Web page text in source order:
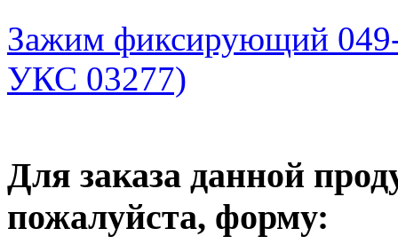
Зажим фиксирующий
УКС 03277)
Для заказа данной
пожалуйста, форму: